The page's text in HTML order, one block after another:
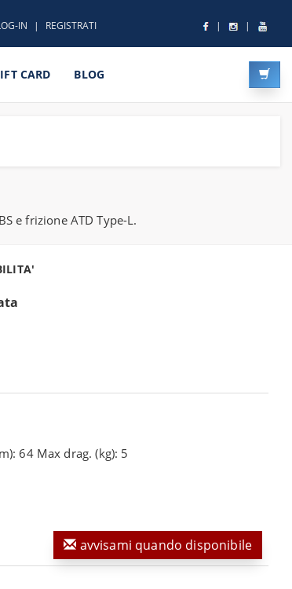
IN REGISTRATI
CARD BLOG
e frizione ATD Type-L.
64 Max drag. (kg): 5
avvisami quando disponibile